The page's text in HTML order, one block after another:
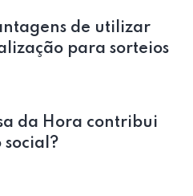
de utilizar
para sorteios
da Hora contribui
social?